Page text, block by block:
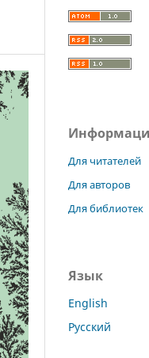
Для читателей
Для авторов
Для библиотек
Язык
English
Русский